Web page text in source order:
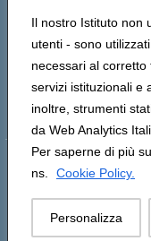
Il nostro Istituto non
utenti - sono
necessari al
servizi istituzionali e
inoltre, strumenti
da Web Analytics
Per saperne di più
ns.
Cookie Policy.
Personalizza
Codice fiscale:
Codice meccanografico:
Codice Indice delle